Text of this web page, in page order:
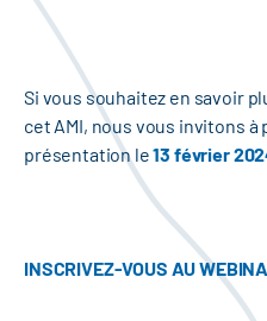
Si vous souhaitez en savoir
cet AMI, nous vous invitons
présentation le13 février
INSCRIVEZ-VOUS AU